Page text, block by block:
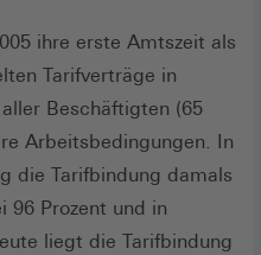
ihre erste Amtszeit als
Tarifverträge in
Beschäftigten (65
Arbeitsbedingungen. In
die Tarifbindung damals
96 Prozent und in
liegt die Tarifbindung